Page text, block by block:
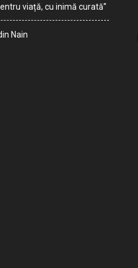
viață, cu inimă curată”
Nain